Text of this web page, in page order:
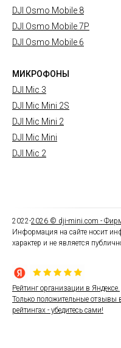
DJI Osmo Mobile 8
DJI Osmo Mobile 7P
DJI Osmo Mobile 6
МИКРОФОНЫ
DJI Mic 3
DJI Mic Mini 2S
DJI Mic Mini 2
DJI Mic Mini
DJI Mic 2
2022-2026 © dji-mini.com -
Информация на сайте носит
характер и не является
Рейтинг организации в Яндексе.
Только положительные отзывы
рейтингах - убедитесь сами!